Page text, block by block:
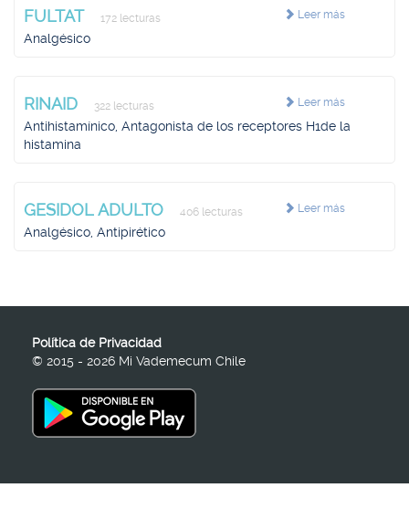
Leer más
FULTAT 172 lecturas
Analgésico
Leer más
RINAID 322 lecturas
Antihistamínico, Antagonista de los receptores H1de la
histamina
Leer más
GESIDOL ADULTO 406 lecturas
Analgésico, Antipirético
Política de Privacidad
© 2015 - 2026 Mi Vademecum Chile